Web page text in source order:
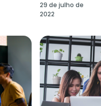
29 de julho de
2022